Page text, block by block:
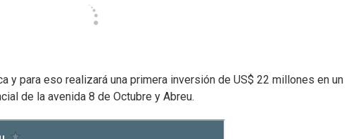
y para eso realizará una primera inversión de US$ 22 millones en un
de la avenida 8 de Octubre y Abreu.